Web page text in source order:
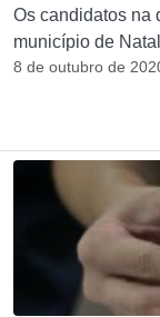
Os candidatos na
município de
8 de outubro de